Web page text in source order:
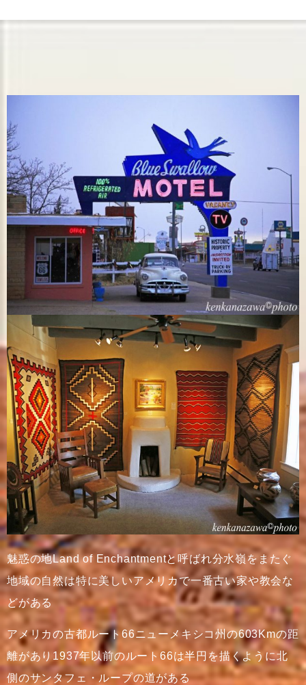
魅惑の地Land of Enchantmentと呼ばれ分水嶺をまたぐ
地域の自然は特に美しいアメリカで一番古い家や教会な
どがある
アメリカの古都ルート66ニューメキシコ州の603Kmの距
離があり1937年以前のルート66は半円を描くように北
側のサンタフェ・ループの道がある